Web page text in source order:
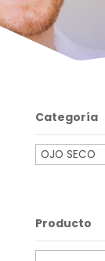
Categoría
Producto